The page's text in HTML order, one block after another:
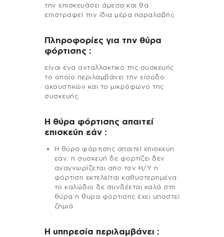
την επισκευάσει άμεσα και θα
επιστραφεί την ίδια μέρα παραλαβής.
Πληροφορίες για την θύρα
φόρτισης :
είναι ένα ανταλλακτικό της συσκευής
το οποίο περιλαμβάνει την είσοδο
ακουστικών και το μικρόφωνο της
συσκευής.
Η θύρα φόρτισης απαιτεί
επισκεύη εάν :
Η θύρα φόρτισης απαιτεί επισκεύη
εάν: η συσκευή δε φορτίζει δεν
αναγνωρίζεται απο τον Η/Υ η
φόρτιση εκτελείται καθυστερημένα
το καλώδιο δε συνδέεται καλά στη
θύρα η θυρα φόρτισης έχει υποστεί
ζημιά
H υπηρεσία περιλαμβάνει :